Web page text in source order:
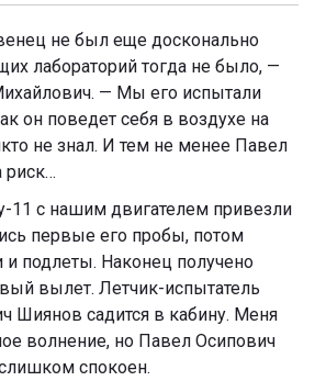
не был еще досконально
лабораторий тогда не было, —
— Мы его испытали
он поведет себя в воздухе на
не знал. И тем не менее Павел
риск…
11 с нашим двигателем привезли
первые его пробы, потом
подлеты. Наконец получено
вылет. Летчик-испытатель
Шиянов садится в кабину. Меня
волнение, но Павел Осипович
спокоен.